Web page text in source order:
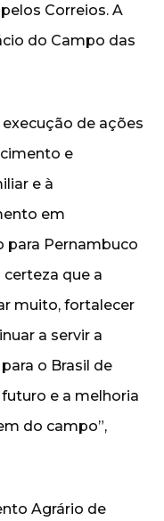
Correios. A
do Campo das
de ações
e
e à
em
para Pernambuco
que a
muito, fortalecer
a servir a
o Brasil de
e a melhoria
do campo”,
Agrário de